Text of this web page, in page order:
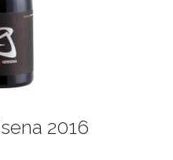
2016